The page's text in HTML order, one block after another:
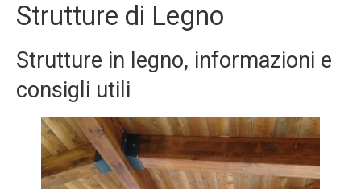
Strutture di Legno
Strutture in legno, informazioni e
consigli utili